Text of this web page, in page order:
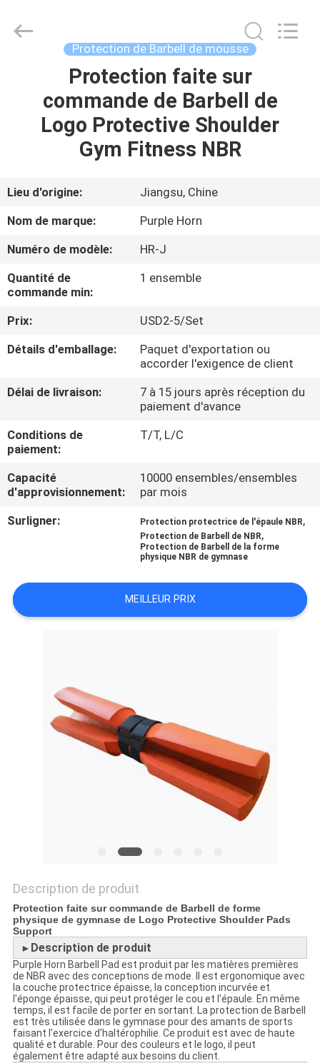
MAISON
PRODUITS
SUJET
DE
NOUS
VISITE
D'USINE
CONTRÔLE
QUALITÉ
CONTACTEZ-
NOUS
BLOG
UNE
CITATION
Commerce
Protection de Barbell de mousse
Protection faite sur
commande de Barbell de
Logo Protective Shoulder
Gym Fitness NBR
Lieu d'origine:
Jiangsu, Chine
Nom de marque:
Purple Horn
Numéro de modèle:
HR-J
Quantité de
commande min:
1 ensemble
Prix:
USD2-5/Set
Détails d'emballage:
Paquet d'exportation ou
accorder l'exigence de client
Délai de livraison:
7 à 15 jours après réception du
paiement d'avance
Conditions de
paiement:
T/T, L/C
Capacité
d'approvisionnement:
10000 ensembles/ensembles
par mois
Surligner:
Protection protectrice de l'épaule NBR,
Protection de Barbell de NBR,
Protection de Barbell de la forme
physique NBR de gymnase
MEILLEUR PRIX
Description de produit
Protection faite sur commande de Barbell de forme
physique de gymnase de Logo Protective Shoulder Pads
Support
► Description de produit
Purple Horn Barbell Pad est produit par les matières premières
de NBR avec des conceptions de mode. Il est ergonomique avec
la couche protectrice épaisse, la conception incurvée et
l'éponge épaisse, qui peut protéger le cou et l'épaule. En même
temps, il est facile de porter en sortant. La protection de Barbell
est très utilisée dans le gymnase pour des amants de sports
faisant l'exercice d'haltérophilie. Ce produit est avec de haute
qualité et durable. Pour des couleurs et le logo, il peut
également être adapté aux besoins du client.